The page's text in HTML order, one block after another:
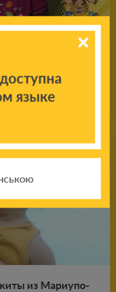
Подробнее
из Ма­ри­у­по­
языке